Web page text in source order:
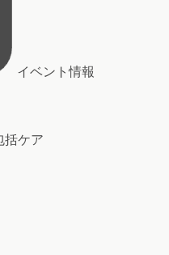
イベント情報
括ケア